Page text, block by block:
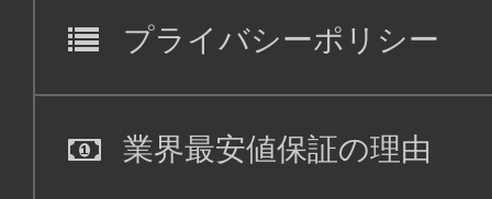
プライバシーポリシー
業界最安値保証の理由